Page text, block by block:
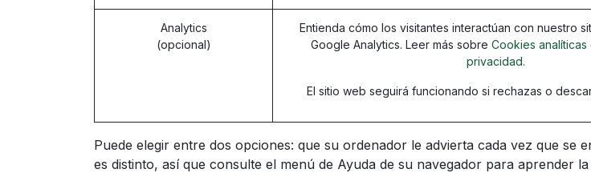
Analytics
(opcional)
Entienda cómo los visitantes interactúan con nuestro
Google Analytics. Leer más sobre Cookies
privacidad.
El sitio web seguirá funcionando si rechazas o
Puede elegir entre dos opciones: que su ordenador le advierta cada vez que se
es distinto, así que consulte el menú de Ayuda de su navegador para aprender